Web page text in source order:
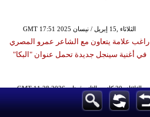
GMT 17:51 2025 الثلاثاء ,15 إبريل / نيسان
راغب علامة يتعاون مع الشاعر عمرو المصري
في أغنية سينجل جديدة تحمل عنوان "البكا"
GMT 11:28 2026 الثلاثاء ,20 كانون الثاني / يناير
خلال 24 ساعة